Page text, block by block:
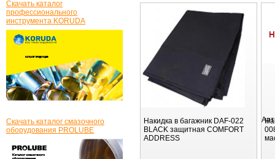
Накидка в багажник DAF-022
BLACK защитная COMFORT
ADDRESS
Скачать каталог
профессионального
инструмента KORUDA
Скачать каталог смазочного
оборудования PROLUBE